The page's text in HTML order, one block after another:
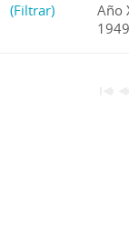
(Filtrar)
Año